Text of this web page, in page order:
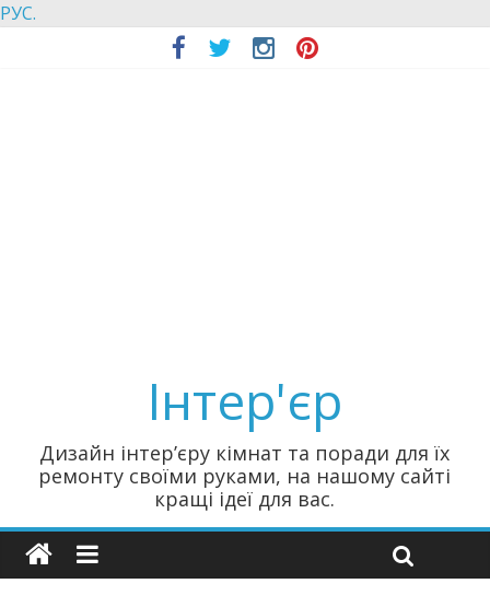
РУС.
Інтер'єр
Дизайн інтер’єру кімнат та поради для їх
ремонту своїми руками, на нашому сайті
кращі ідеї для вас.